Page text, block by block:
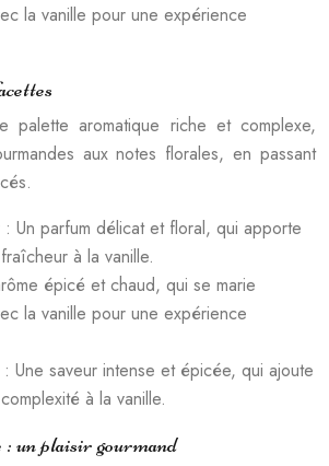
la vanille pour une expérience
palette aromatique riche et complexe,
aux notes florales, en passant
: Un parfum délicat et floral, qui apporte
à la vanille.
épicé et chaud, qui se marie
la vanille pour une expérience
Une saveur intense et épicée, qui ajoute
à la vanille.
un plaisir gourmand